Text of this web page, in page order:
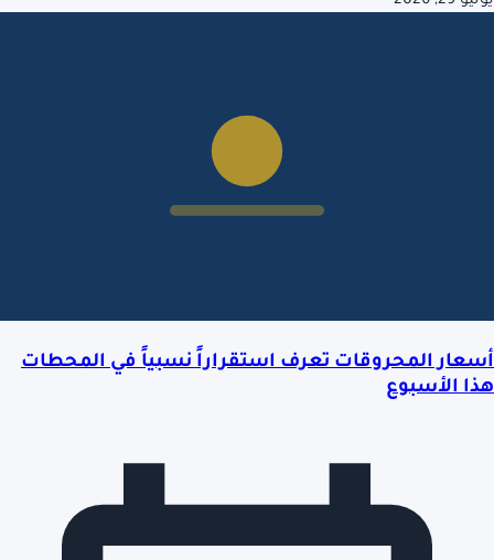
أسعار المحروقات تعرف استقراراً نسبياً في المحطات
هذا الأسبوع